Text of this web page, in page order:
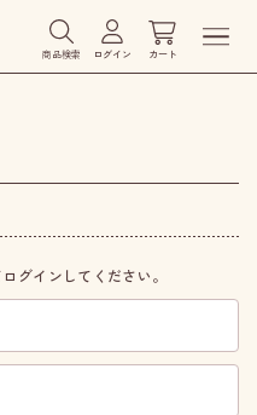
商品検索 ログイン カート
グインしてください。